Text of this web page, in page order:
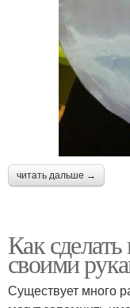
читать дальше →
Как
своими
Существует много